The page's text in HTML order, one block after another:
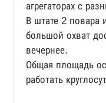
агрегаторах с
В штате 2 повара
большой охват
вечернее.
Общая площадь
работать